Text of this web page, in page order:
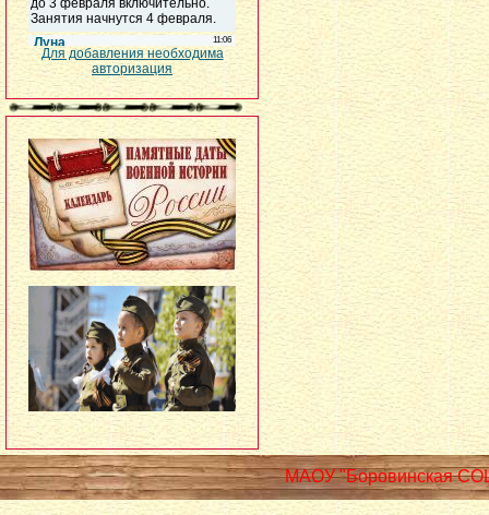
Для добавления необходима
авторизация
МАОУ "Боровинская